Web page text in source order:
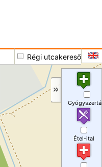
Régi utcakereső
Étel-ital